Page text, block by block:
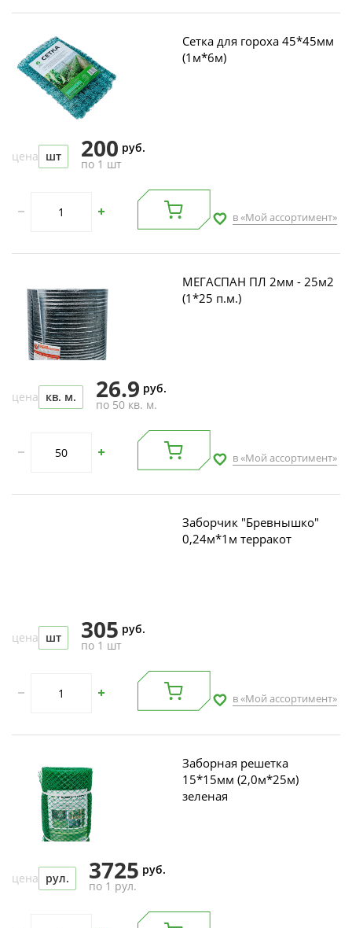
Сетка для гороха 45*45мм
(1м*6м)
цена шт 200 руб.
по 1 шт
в «Мой ассортимент»
МЕГАСПАН ПЛ 2мм - 25м2
(1*25 п.м.)
цена кв. м. 26.9 руб.
по 50 кв. м.
в «Мой ассортимент»
Заборчик "Бревнышко"
0,24м*1м терракот
цена шт 305 руб.
по 1 шт
в «Мой ассортимент»
Заборная решетка
15*15мм (2,0м*25м)
зеленая
цена рул. 3725 руб.
по 1 рул.